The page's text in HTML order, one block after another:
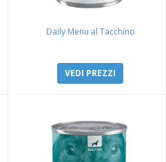
Daily Menu al Tacchino
VEDI PREZZI